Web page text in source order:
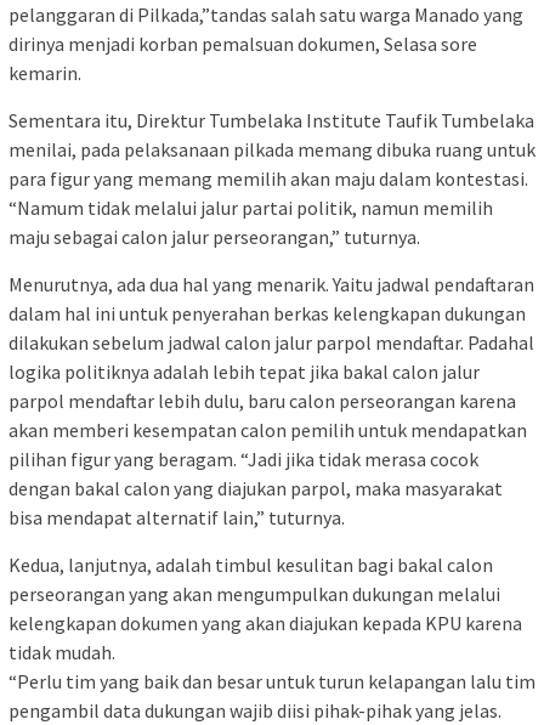
pelanggaran di Pilkada,”tandas salah satu warga Manado yang
dirinya menjadi korban pemalsuan dokumen, Selasa sore
kemarin.
Sementara itu, Direktur Tumbelaka Institute Taufik Tumbelaka
menilai, pada pelaksanaan pilkada memang dibuka ruang untuk
para figur yang memang memilih akan maju dalam kontestasi.
“Namum tidak melalui jalur partai politik, namun memilih
maju sebagai calon jalur perseorangan,” tuturnya.
Menurutnya, ada dua hal yang menarik. Yaitu jadwal pendaftaran
dalam hal ini untuk penyerahan berkas kelengkapan dukungan
dilakukan sebelum jadwal calon jalur parpol mendaftar. Padahal
logika politiknya adalah lebih tepat jika bakal calon jalur
parpol mendaftar lebih dulu, baru calon perseorangan karena
akan memberi kesempatan calon pemilih untuk mendapatkan
pilihan figur yang beragam. “Jadi jika tidak merasa cocok
dengan bakal calon yang diajukan parpol, maka masyarakat
bisa mendapat alternatif lain,” tuturnya.
Kedua, lanjutnya, adalah timbul kesulitan bagi bakal calon
perseorangan yang akan mengumpulkan dukungan melalui
kelengkapan dokumen yang akan diajukan kepada KPU karena
tidak mudah.
“Perlu tim yang baik dan besar untuk turun kelapangan lalu tim
pengambil data dukungan wajib diisi pihak-pihak yang jelas.